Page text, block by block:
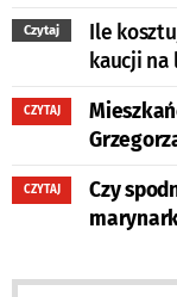
Czytaj
Ile
kaucji na
CZYTAJ
CZYTAJ
Czy